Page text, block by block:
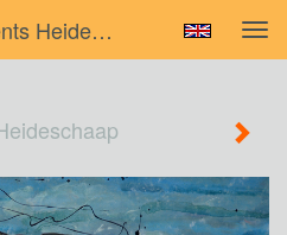
Erlinde Stephanus - Drents Heideschaap